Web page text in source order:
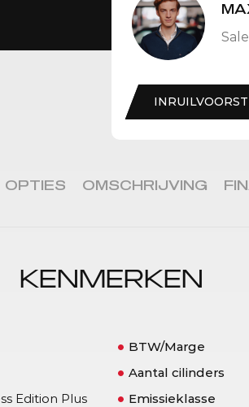
OPTIES OMSCHRIJVING
KENMERKEN
Edition Plus
BTW/Marge
Aantal cilinders
Emissieklasse